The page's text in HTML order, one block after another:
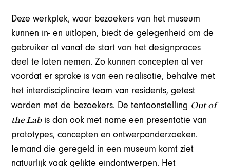
Deze werkplek, waar bezoekers van het museum
kunnen in- en uitlopen, biedt de gelegenheid om de
gebruiker al vanaf de start van het designproces
deel te laten nemen. Zo kunnen concepten al ver
voordat er sprake is van een realisatie, behalve met
het interdisciplinaire team van residents, getest
worden met de bezoekers. De tentoonstelling Out of
the Labis dan ook met name een presentatie van
prototypes, concepten en ontwerponderzoeken.
Iemand die geregeld in een museum komt ziet
natuurlijk vaak gelikte eindontwerpen. Het